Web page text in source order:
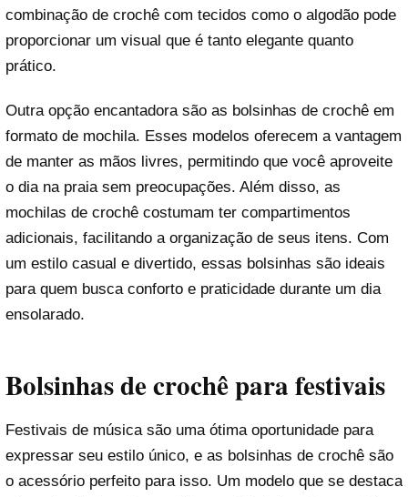
combinação de crochê com tecidos como o algodão pode
proporcionar um visual que é tanto elegante quanto
prático.
Outra opção encantadora são as bolsinhas de crochê em
formato de mochila. Esses modelos oferecem a vantagem
de manter as mãos livres, permitindo que você aproveite
o dia na praia sem preocupações. Além disso, as
mochilas de crochê costumam ter compartimentos
adicionais, facilitando a organização de seus itens. Com
um estilo casual e divertido, essas bolsinhas são ideais
para quem busca conforto e praticidade durante um dia
ensolarado.
Bolsinhas de crochê para festivais
Festivais de música são uma ótima oportunidade para
expressar seu estilo único, e as bolsinhas de crochê são
o acessório perfeito para isso. Um modelo que se destaca